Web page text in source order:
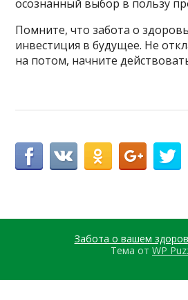
осознанный выбор в пользу
Помните, что забота о
инвестиция в будущее. Не
на потом, начните
Забота о вашем
Тема от WP